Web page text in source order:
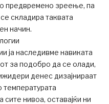
предвремено зреење, па
складира таквата
начин.
ја наследивме навиката
за подобро да се олади,
денес дизајнираат
нивоа, оставајќи ни